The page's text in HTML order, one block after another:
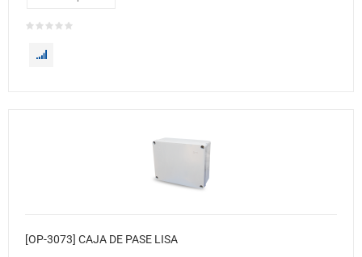
[OP-3073] CAJA DE PASE LISA